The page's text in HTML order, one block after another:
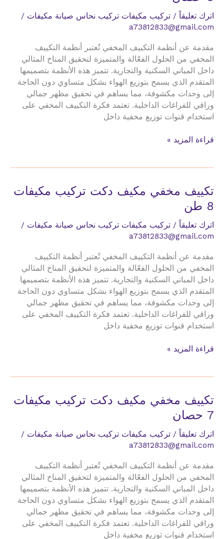
طن
اترك تعليقاً / تركيب مكيفات تركيب نحاس صيانة مكيفات /
a73812833@gmail.com
مقدمة عن أنظمة التكييف المخفي تُعتبر أنظمة التكييف
المخفي من الحلول الفعّالة والمتميزة لتحقيق المناخ المثالي
داخل المباني السكنية والتجارية. تتميز هذه الأنظمة بتصميمها
المتقدم الذي يسمح بتوزيع الهواء بشكل متساوي دون الحاجة
إلى وحدات مكشوفة، مما يساهم في تحقيق مظهر جمالي
وراقي للفراغات الداخلية. تعتمد فكرة التكييف المخفي على
استخدام قنوات توزيع مخفية داخل
تكييف
تركيب
مكيفات
8
حصان
قراءة المزيد »
تكييف مخفي مكيف دكت تركيب مكيفات
8 طن
اترك تعليقاً / تركيب مكيفات تركيب نحاس صيانة مكيفات /
a73812833@gmail.com
مقدمة عن أنظمة التكييف المخفي تُعتبر أنظمة التكييف
المخفي من الحلول الفعّالة والمتميزة لتحقيق المناخ المثالي
داخل المباني السكنية والتجارية. تتميز هذه الأنظمة بتصميمها
المتقدم الذي يسمح بتوزيع الهواء بشكل متساوي دون الحاجة
إلى وحدات مكشوفة، مما يساهم في تحقيق مظهر جمالي
وراقي للفراغات الداخلية. تعتمد فكرة التكييف المخفي على
استخدام قنوات توزيع مخفية داخل
تكييف
تركيب
مكيفات
8
طن
قراءة المزيد »
تكييف مخفي مكيف دكت تركيب مكيفات
7 حصان
اترك تعليقاً / تركيب مكيفات تركيب نحاس صيانة مكيفات /
a73812833@gmail.com
مقدمة عن أنظمة التكييف المخفي تُعتبر أنظمة التكييف
المخفي من الحلول الفعّالة والمتميزة لتحقيق المناخ المثالي
داخل المباني السكنية والتجارية. تتميز هذه الأنظمة بتصميمها
المتقدم الذي يسمح بتوزيع الهواء بشكل متساوي دون الحاجة
إلى وحدات مكشوفة، مما يساهم في تحقيق مظهر جمالي
وراقي للفراغات الداخلية. تعتمد فكرة التكييف المخفي على
استخدام قنوات توزيع مخفية داخل